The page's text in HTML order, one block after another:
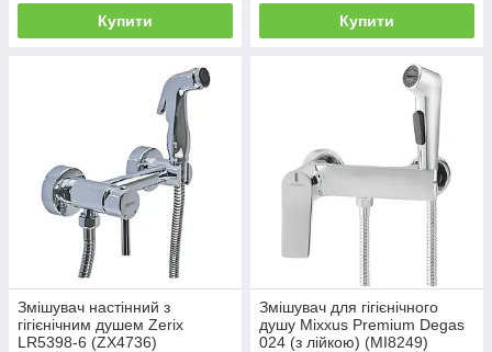
Купити Купити
Змішувач настінний з
гігієнічним душем Zerix
LR5398-6 (ZX4736)
Змішувач для гігієнічного
душу Mixxus Premium Degas
024 (з лійкою) (MI8249)